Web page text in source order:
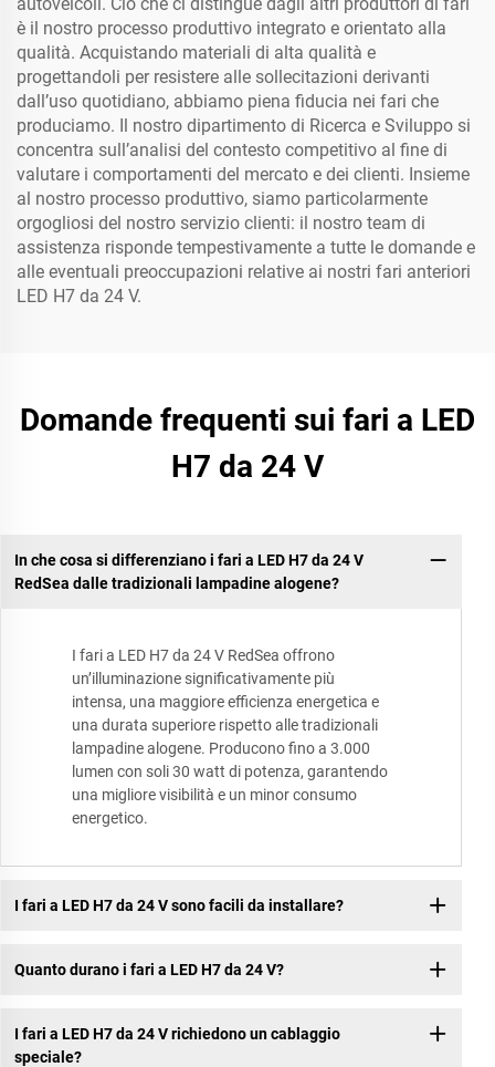
è il nostro processo produttivo integrato e orientato alla
qualità. Acquistando materiali di alta qualità e
progettandoli per resistere alle sollecitazioni derivanti
dall’uso quotidiano, abbiamo piena fiducia nei fari che
produciamo. Il nostro dipartimento di Ricerca e Sviluppo si
concentra sull’analisi del contesto competitivo al fine di
valutare i comportamenti del mercato e dei clienti. Insieme
al nostro processo produttivo, siamo particolarmente
orgogliosi del nostro servizio clienti: il nostro team di
assistenza risponde tempestivamente a tutte le domande e
alle eventuali preoccupazioni relative ai nostri fari anteriori
LED H7 da 24 V.
Domande frequenti sui fari a LED
H7 da 24 V
In che cosa si differenziano i fari a LED H7 da 24 V
RedSea dalle tradizionali lampadine alogene?
I fari a LED H7 da 24 V RedSea offrono
un’illuminazione significativamente più
intensa, una maggiore efficienza energetica e
una durata superiore rispetto alle tradizionali
lampadine alogene. Producono fino a 3.000
lumen con soli 30 watt di potenza, garantendo
una migliore visibilità e un minor consumo
energetico.
I fari a LED H7 da 24 V sono facili da installare?
Quanto durano i fari a LED H7 da 24 V?
I fari a LED H7 da 24 V richiedono un cablaggio
speciale?